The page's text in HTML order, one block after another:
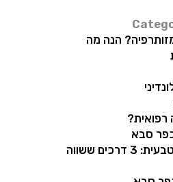
הנה מה
רפואית?
סבא
הלבנת שיניים טבעית: 3 דרכים ששווה